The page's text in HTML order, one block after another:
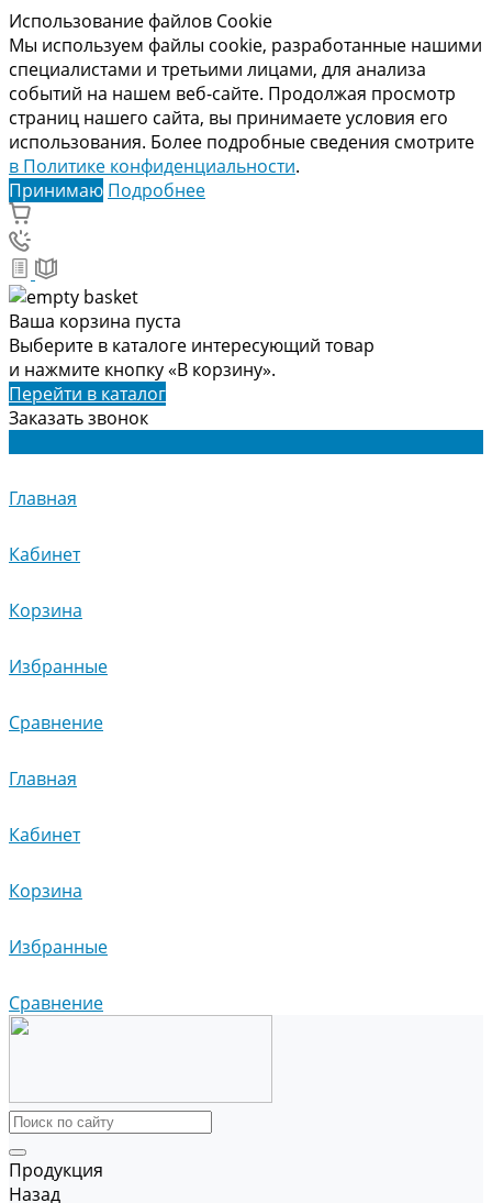
Использование файлов Cookie
Мы используем файлы cookie, разработанные нашими
специалистами и третьими лицами, для анализа
событий на нашем веб-сайте. Продолжая просмотр
страниц нашего сайта, вы принимаете условия его
использования. Более подробные сведения смотрите
в Политике конфиденциальности.
Принимаю Подробнее
Ваша корзина пуста
Выберите в каталоге интересующий товар
и нажмите кнопку «В корзину».
Перейти в каталог
Заказать звонок
Главная
Кабинет
Корзина
Избранные
Сравнение
Главная
Кабинет
Корзина
Избранные
Сравнение
Продукция
Назад